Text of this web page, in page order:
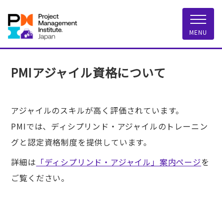
一般社団法人 PMI
MENU
PMIアジャイル資格について
アジャイルのスキルが高く評価されています。
PMIでは、ディシプリンド・アジャイルのトレーニン
グと認定資格制度を提供しています。
詳細は 「ディシプリンド・アジャイル」案内ページを
ご覧ください。